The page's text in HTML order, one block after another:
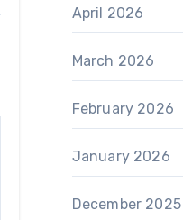
April 2026
March 2026
February 2026
January 2026
December 2025